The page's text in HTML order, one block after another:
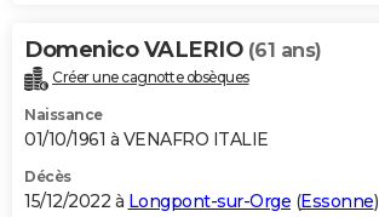
Domenico VALERIO (61 ans)
Créer une cagnotte obsèques
Naissance
01/10/1961 à VENAFRO ITALIE
Décès
15/12/2022 à Longpont-sur-Orge (Essonne)